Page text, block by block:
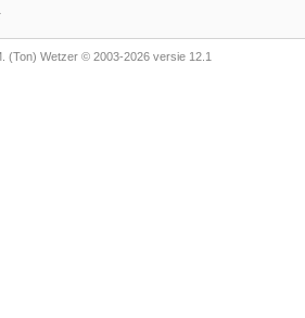
(Ton) Wetzer © 2003-2026 versie 12.1